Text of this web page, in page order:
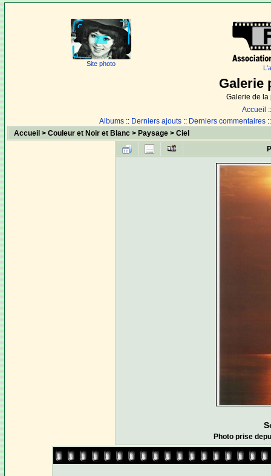
Site photo
Galerie
Galerie de la
Accueil
Albums :: Derniers ajouts :: Derniers commentaires
Accueil >Couleur et Noir et Blanc > Paysage >Ciel
Photo prise